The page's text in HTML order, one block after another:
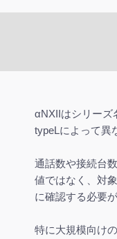
αNXIIはシリーズ
typeLによって異
通話数や接続台
値ではなく、対
に確認する必要
特に大規模向け